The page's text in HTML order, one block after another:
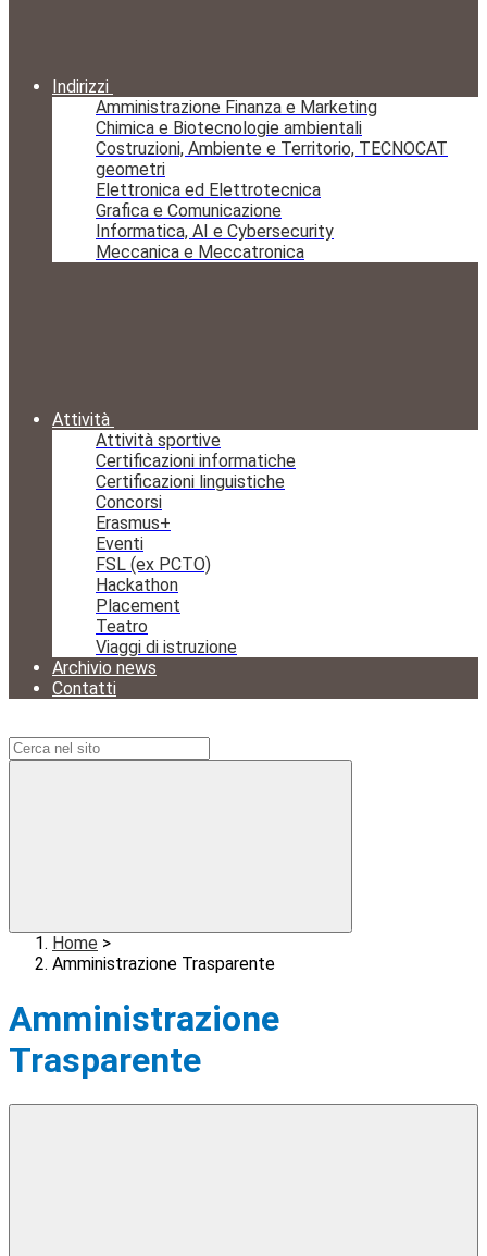
Indirizzi
Amministrazione Finanza e Marketing
Chimica e Biotecnologie ambientali
Costruzioni, Ambiente e Territorio, TECNOCAT
geometri
Elettronica ed Elettrotecnica
Grafica e Comunicazione
Informatica, AI e Cybersecurity
Meccanica e Meccatronica
Attività
Attività sportive
Certificazioni informatiche
Certificazioni linguistiche
Concorsi
Erasmus+
Eventi
FSL (ex PCTO)
Hackathon
Placement
Teatro
Viaggi di istruzione
Archivio news
Contatti
Home >
Amministrazione Trasparente
Amministrazione
Trasparente